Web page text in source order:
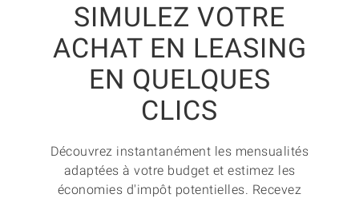
SIMULEZ VOTRE
ACHAT EN LEASING
EN QUELQUES
CLICS
Découvrez instantanément les mensualités
adaptées à votre budget et estimez les
économies d'impôt potentielles. Recevez